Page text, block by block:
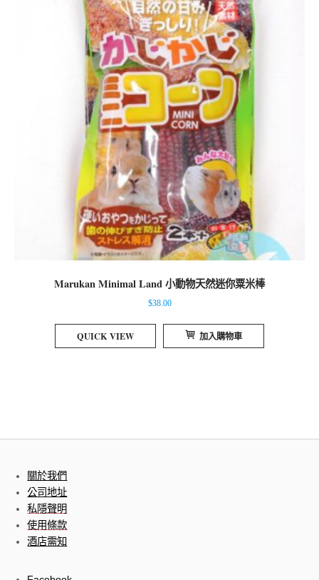
Marukan Minimal Land 小動物天然迷你粟米棒
$38.00
QUICK VIEW 加入購物車
關於我們
公司地址
私隱聲明
使用條款
酒店需知